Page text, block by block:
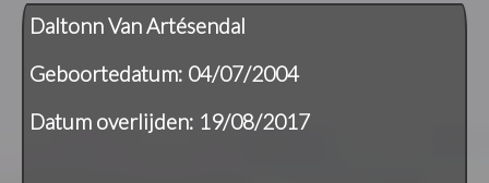
Daltonn Van Artésendal
Geboortedatum: 04/07/2004
Datum overlijden: 19/08/2017